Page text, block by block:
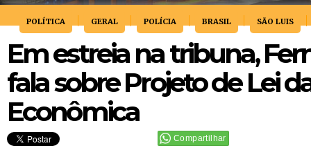
POLÍTICA GERAL POLÍCIA BRASIL SÃO LUIS
Em estreia na tribuna,
fala sobre Projeto de Lei
Econômica
Compartilhar